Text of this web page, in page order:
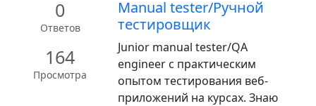
0
Ответов
164
Просмотра
Manual tester/Ручной
тестировщик
Junior manual tester/QA
engineer с практическим
опытом тестирования веб-
приложений на курсах. Знаю